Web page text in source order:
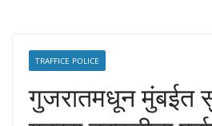
TRAFFICE POLICE
गुजरातमधून मुंबईत